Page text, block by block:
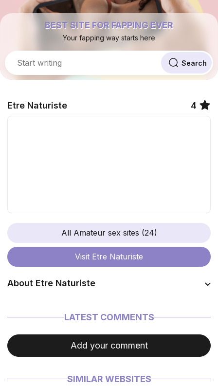
BEST SITE FOR FAPPING EVER
Your fapping way starts here
Etre Naturiste 4
All Amateur sex sites (24)
Visit Etre Naturiste
About Etre Naturiste
LATEST COMMENTS
Add your comment
SIMILAR WEBSITES